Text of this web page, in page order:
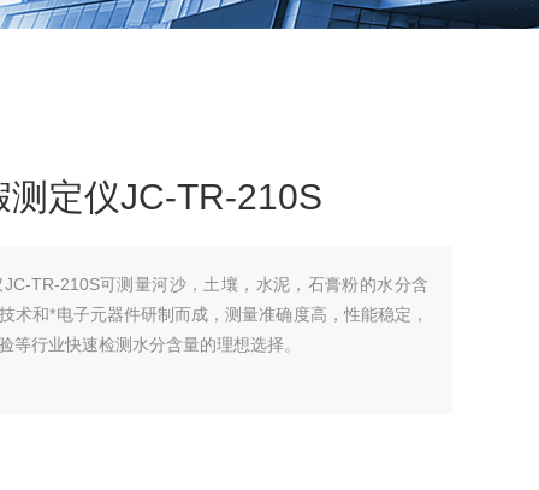
定仪JC-TR-210S
TR-210S可测量河沙，土壤，水泥，石膏粉的水分含
术和*电子元器件研制而成，测量准确度高，性能稳定，
行业快速检测水分含量的理想选择。